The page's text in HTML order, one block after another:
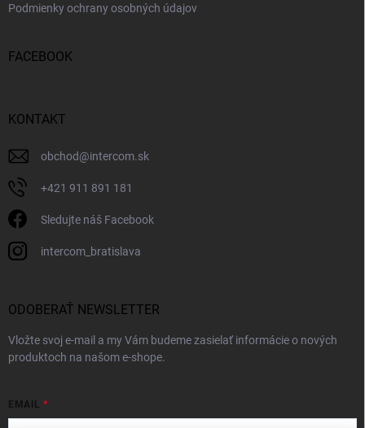
Podmienky ochrany osobných údajov
FACEBOOK
KONTAKT
obchod@intercom.sk
+421 911 891 181
Sledujte náš Facebook
intercom_bratislava
ODOBERAŤ NEWSLETTER
Vložte svoj e-mail a my Vám budeme zasielať informácie o nových
produktoch na našom e-shope.
EMAIL